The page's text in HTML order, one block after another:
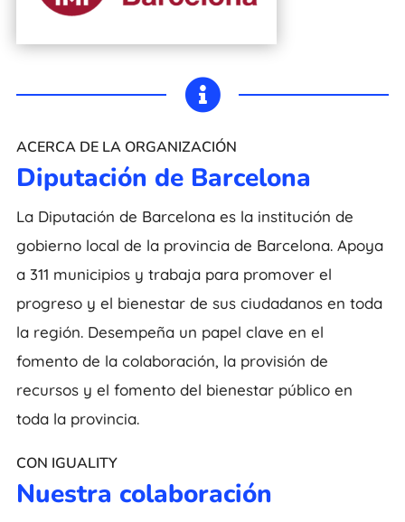

ACERCA DE LA ORGANIZACIÓN
Diputación de Barcelona
La Diputación de Barcelona es la institución de
gobierno local de la provincia de Barcelona. Apoya
a 311 municipios y trabaja para promover el
progreso y el bienestar de sus ciudadanos en toda
la región. Desempeña un papel clave en el
fomento de la colaboración, la provisión de
recursos y el fomento del bienestar público en
toda la provincia.
CON IGUALITY
Nuestra colaboración